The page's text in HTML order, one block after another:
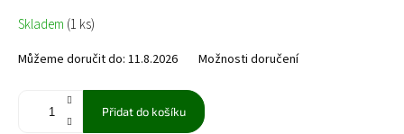
Měrná
cena:
Skladem (1 ks)
Můžeme doručit do: 11.8.2026 Možnosti doručení
Přidat do košíku